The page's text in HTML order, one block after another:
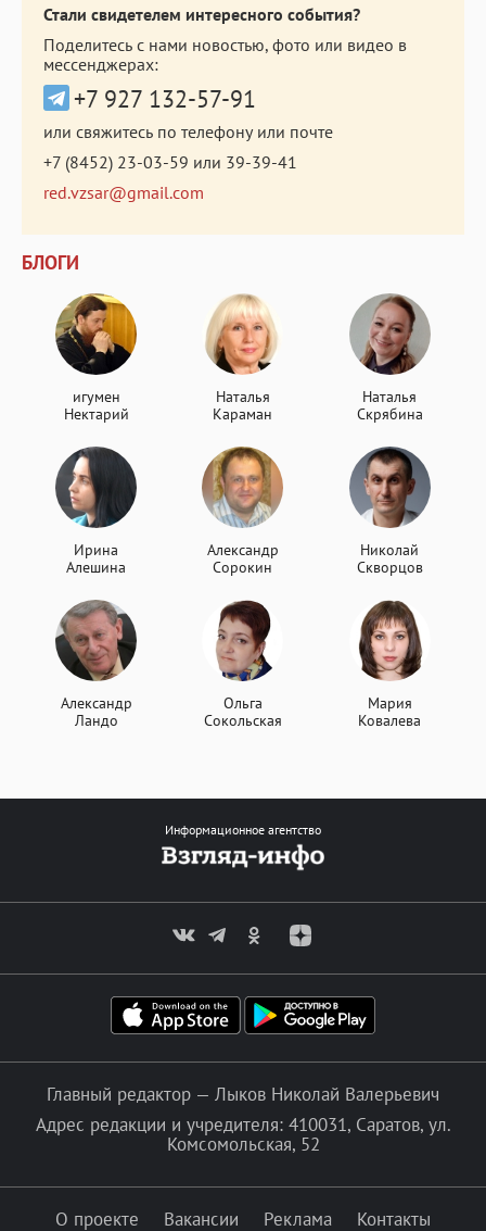
Стали свидетелем интересного события?
Поделитесь с нами новостью, фото или видео в
мессенджерах:
+7 927 132-57-91
или свяжитесь по телефону или почте
+7 (8452) 23-03-59 или 39-39-41
red.vzsar@gmail.com
БЛОГИ
игумен
Нектарий
Наталья
Караман
Наталья
Скрябина
Ирина
Алешина
Александр
Сорокин
Николай
Скворцов
Александр
Ландо
Ольга
Сокольская
Мария
Ковалева
Информационное агентство
Главный редактор — Лыков Николай Валерьевич
Адрес редакции и учредителя: 410031, Саратов, ул.
Комсомольская, 52
О проекте Вакансии Реклама
Контакты